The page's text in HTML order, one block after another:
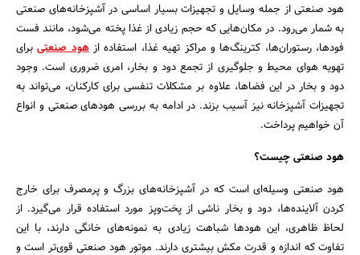
هود صنعتی از جمله وسایل و تجهیزات بسیار اساسی در آشپزخانه‌های صنعتی
به شمار می‌رود. در مکان‌هایی که حجم زیادی از غذا پخته می‌شود، مانند فست
فودها، رستوران‌ها، کترینگ‌ها و مراکز تهیه غذا، استفاده ازهود صنعتیبرای
تهویه هوای محیط و جلوگیری از تجمع دود و بخار، امری ضروری است. وجود
دود و بخار در این فضاها، علاوه بر مشکلات تنفسی برای کارکنان، می‌تواند به
تجهیزات آشپزخانه نیز آسیب بزند. در ادامه به بررسی هودهای صنعتی و انواع
آن خواهیم پرداخت.
هود صنعتی چیست؟
هود صنعتی وسیله‌ای است که در آشپزخانه‌های بزرگ و پرمصرف برای خارج
کردن آلاینده‌ها، دود و بخار ناشی از پخت‌وپز مورد استفاده قرار می‌گیرد. از
لحاظ ظاهری، این هودها شباهت زیادی به نمونه‌های خانگی دارند، با این
تفاوت که اندازه و قدرت مکش بیشتری دارند. موتور هود صنعتی قوی‌تر است و